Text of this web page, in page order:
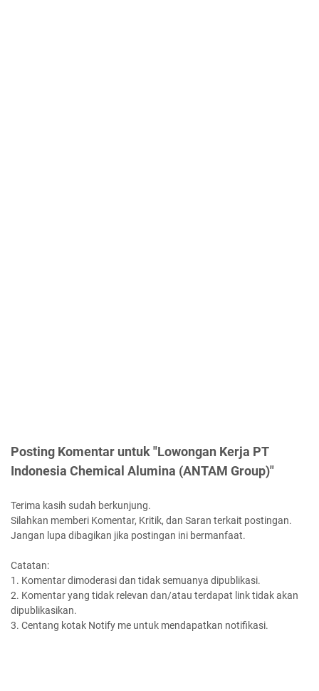
Posting Komentar untuk "Lowongan Kerja PT
Indonesia Chemical Alumina (ANTAM Group)"
Terima kasih sudah berkunjung.
Silahkan memberi Komentar, Kritik, dan Saran terkait postingan.
Jangan lupa dibagikan jika postingan ini bermanfaat.
Catatan:
1. Komentar dimoderasi dan tidak semuanya dipublikasi.
2. Komentar yang tidak relevan dan/atau terdapat link tidak akan
dipublikasikan.
3. Centang kotak Notify me untuk mendapatkan notifikasi.